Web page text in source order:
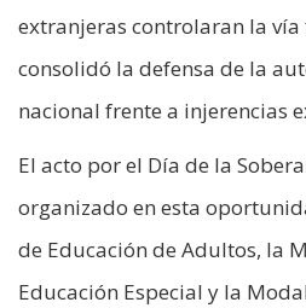
extranjeras controlaran la
consolidó la defensa de la
nacional frente a injerencias
El acto por el Día de la
organizado en esta
de Educación de Adultos, la
Educación Especial y la